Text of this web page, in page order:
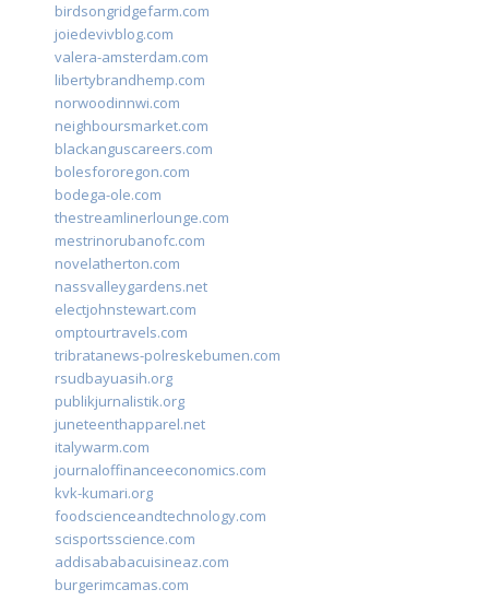
birdsongridgefarm.com
joiedevivblog.com
valera-amsterdam.com
libertybrandhemp.com
norwoodinnwi.com
neighboursmarket.com
blackanguscareers.com
bolesfororegon.com
bodega-ole.com
thestreamlinerlounge.com
mestrinorubanofc.com
novelatherton.com
nassvalleygardens.net
electjohnstewart.com
omptourtravels.com
tribratanews-polreskebumen.com
rsudbayuasih.org
publikjurnalistik.org
juneteenthapparel.net
italywarm.com
journaloffinanceeconomics.com
kvk-kumari.org
foodscienceandtechnology.com
scisportsscience.com
addisababacuisineaz.com
burgerimcamas.com